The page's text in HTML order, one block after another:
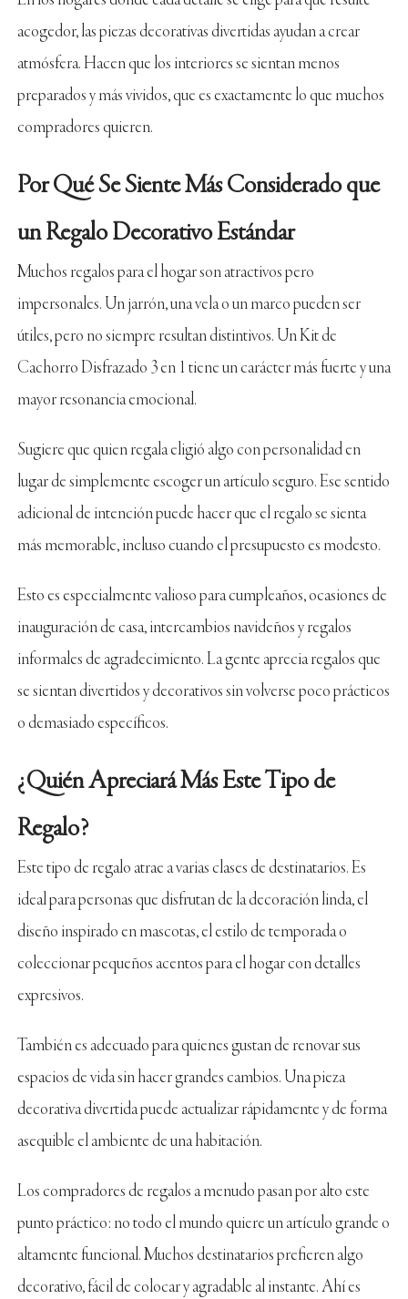
acogedor, las piezas decorativas divertidas ayudan a crear
atmósfera. Hacen que los interiores se sientan menos
preparados y más vividos, que es exactamente lo que muchos
compradores quieren.
Por Qué Se Siente Más Considerado que
un Regalo Decorativo Estándar
Muchos regalos para el hogar son atractivos pero
impersonales. Un jarrón, una vela o un marco pueden ser
útiles, pero no siempre resultan distintivos. Un Kit de
Cachorro Disfrazado 3 en 1 tiene un carácter más fuerte y una
mayor resonancia emocional.
Sugiere que quien regala eligió algo con personalidad en
lugar de simplemente escoger un artículo seguro. Ese sentido
adicional de intención puede hacer que el regalo se sienta
más memorable, incluso cuando el presupuesto es modesto.
Esto es especialmente valioso para cumpleaños, ocasiones de
inauguración de casa, intercambios navideños y regalos
informales de agradecimiento. La gente aprecia regalos que
se sientan divertidos y decorativos sin volverse poco prácticos
o demasiado específicos.
¿Quién Apreciará Más Este Tipo de
Regalo?
Este tipo de regalo atrae a varias clases de destinatarios. Es
ideal para personas que disfrutan de la decoración linda, el
diseño inspirado en mascotas, el estilo de temporada o
coleccionar pequeños acentos para el hogar con detalles
expresivos.
También es adecuado para quienes gustan de renovar sus
espacios de vida sin hacer grandes cambios. Una pieza
decorativa divertida puede actualizar rápidamente y de forma
asequible el ambiente de una habitación.
Los compradores de regalos a menudo pasan por alto este
punto práctico: no todo el mundo quiere un artículo grande o
altamente funcional. Muchos destinatarios prefieren algo
decorativo, fácil de colocar y agradable al instante. Ahí es